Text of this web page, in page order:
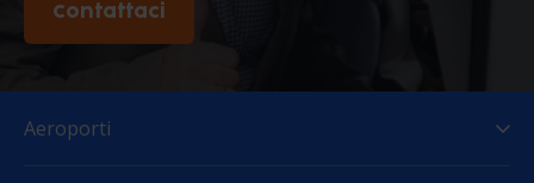
Contattaci
Aeroporti